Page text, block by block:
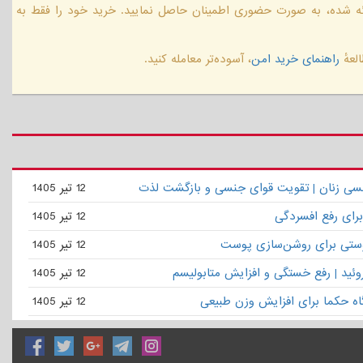
شده، به صورت حضوری اطمینان حاصل نمایید. خرید خود را فقط به
راهنمای خرید امن، آسوده‌تر معامله کنید.
زنان | تقویت قوای جنسی و بازگشت لذت
12 تیر 1405
رفع افسردگی
12 تیر 1405
برای روشن‌سازی پوست
12 تیر 1405
| رفع خستگی و افزایش متابولیسم
12 تیر 1405
حکما برای افزایش وزن طبیعی
12 تیر 1405